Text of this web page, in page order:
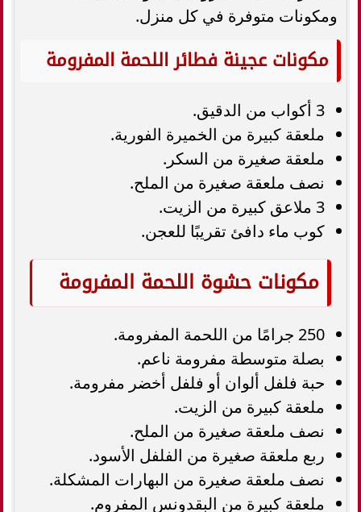
ومكونات متوفرة في كل منزل.
مكونات عجينة فطائر اللحمة المفرومة
3 أكواب من الدقيق.
ملعقة كبيرة من الخميرة الفورية.
ملعقة صغيرة من السكر.
نصف ملعقة صغيرة من الملح.
3 ملاعق كبيرة من الزيت.
كوب ماء دافئ تقريبًا للعجن.
مكونات حشوة اللحمة المفرومة
250 جرامًا من اللحمة المفرومة.
بصلة متوسطة مفرومة ناعم.
حبة فلفل ألوان أو فلفل أخضر مفرومة.
ملعقة كبيرة من الزيت.
نصف ملعقة صغيرة من الملح.
ربع ملعقة صغيرة من الفلفل الأسود.
نصف ملعقة صغيرة من البهارات المشكلة.
ملعقة كبيرة من البقدونس المفروم.